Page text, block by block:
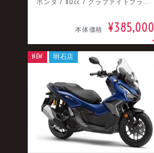
ホンダ / 110cc / グラファイトブラック
本体価格 ¥385,000
NEW 明石店